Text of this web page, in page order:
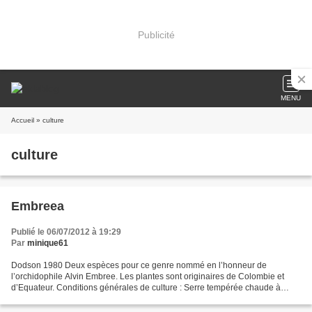
Publicité
MENU
Accueil » culture
culture
Embreea
Publié le 06/07/2012 à 19:29
Par minique61
Dodson 1980 Deux espèces pour ce genre nommé en l’honneur de
l’orchidophile Alvin Embree. Les plantes sont originaires de Colombie et
d’Equateur. Conditions générales de culture : Serre tempérée chaude à